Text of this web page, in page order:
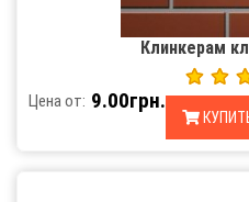
Клинкерам
Цена от: 9.00грн.